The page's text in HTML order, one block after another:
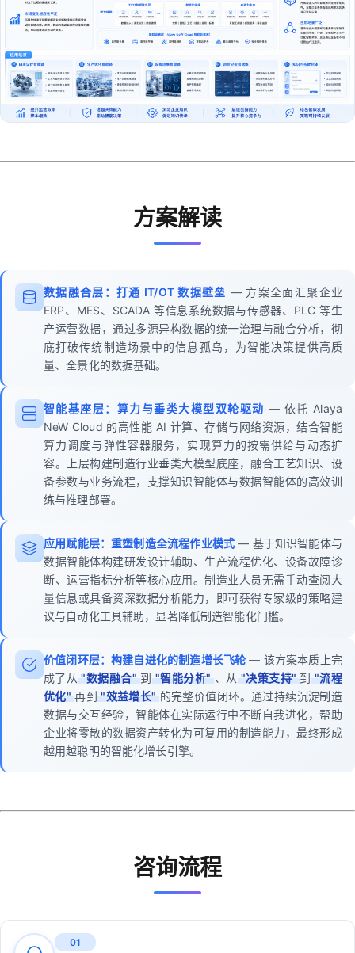
方案解读
数据融合层：打通 IT/OT 数据壁垒 — 方案全面汇聚企业
ERP、MES、SCADA 等信息系统数据与传感器、PLC 等生
产运营数据，通过多源异构数据的统一治理与融合分析，彻
底打破传统制造场景中的信息孤岛，为智能决策提供高质
量、全景化的数据基础。
智能基座层：算力与垂类大模型双轮驱动 — 依托 Alaya
NeW Cloud 的高性能 AI 计算、存储与网络资源，结合智能
算力调度与弹性容器服务，实现算力的按需供给与动态扩
容。上层构建制造行业垂类大模型底座，融合工艺知识、设
备参数与业务流程，支撑知识智能体与数据智能体的高效训
练与推理部署。
应用赋能层：重塑制造全流程作业模式 — 基于知识智能体与
数据智能体构建研发设计辅助、生产流程优化、设备故障诊
断、运营指标分析等核心应用。制造业人员无需手动查阅大
量信息或具备资深数据分析能力，即可获得专家级的策略建
议与自动化工具辅助，显著降低制造智能化门槛。
价值闭环层：构建自进化的制造增长飞轮 — 该方案本质上完
成了从 "数据融合" 到 "智能分析" 、从 "决策支持" 到 "流程
优化" 再到 "效益增长" 的完整价值闭环。通过持续沉淀制造
数据与交互经验，智能体在实际运行中不断自我进化，帮助
企业将零散的数据资产转化为可复用的制造能力，最终形成
越用越聪明的智能化增长引擎。
咨询流程
01